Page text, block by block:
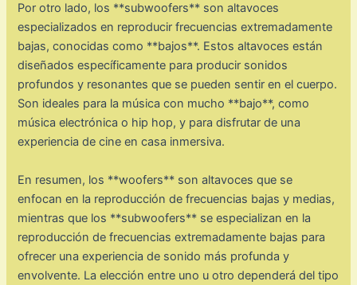
Por otro lado, los **subwoofers** son altavoces
especializados en reproducir frecuencias extremadamente
bajas, conocidas como **bajos**. Estos altavoces están
diseñados específicamente para producir sonidos
profundos y resonantes que se pueden sentir en el cuerpo.
Son ideales para la música con mucho **bajo**, como
música electrónica o hip hop, y para disfrutar de una
experiencia de cine en casa inmersiva.
En resumen, los **woofers** son altavoces que se
enfocan en la reproducción de frecuencias bajas y medias,
mientras que los **subwoofers** se especializan en la
reproducción de frecuencias extremadamente bajas para
ofrecer una experiencia de sonido más profunda y
envolvente. La elección entre uno u otro dependerá del tipo